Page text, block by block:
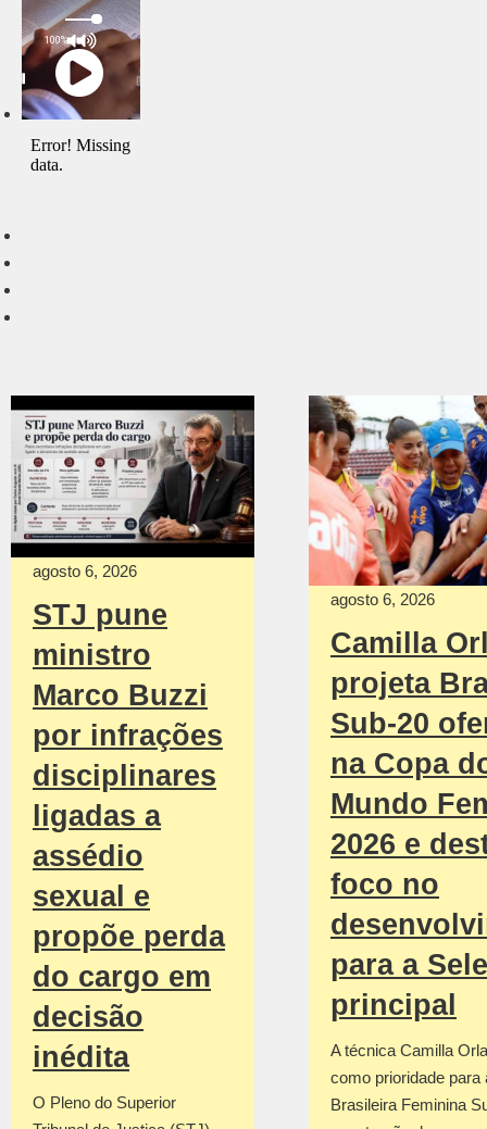
agosto 6, 2026
STJ pune
ministro
Marco Buzzi
por infrações
disciplinares
ligadas a
assédio
sexual e
propõe perda
do cargo em
decisão
inédita
O Pleno do Superior
agosto 6, 2026
Camilla
projeta
Sub-20
na Copa
Mundo
2026 e
foco no
para a
principal
A técnica Camilla
como prioridade para
Brasileira Feminina